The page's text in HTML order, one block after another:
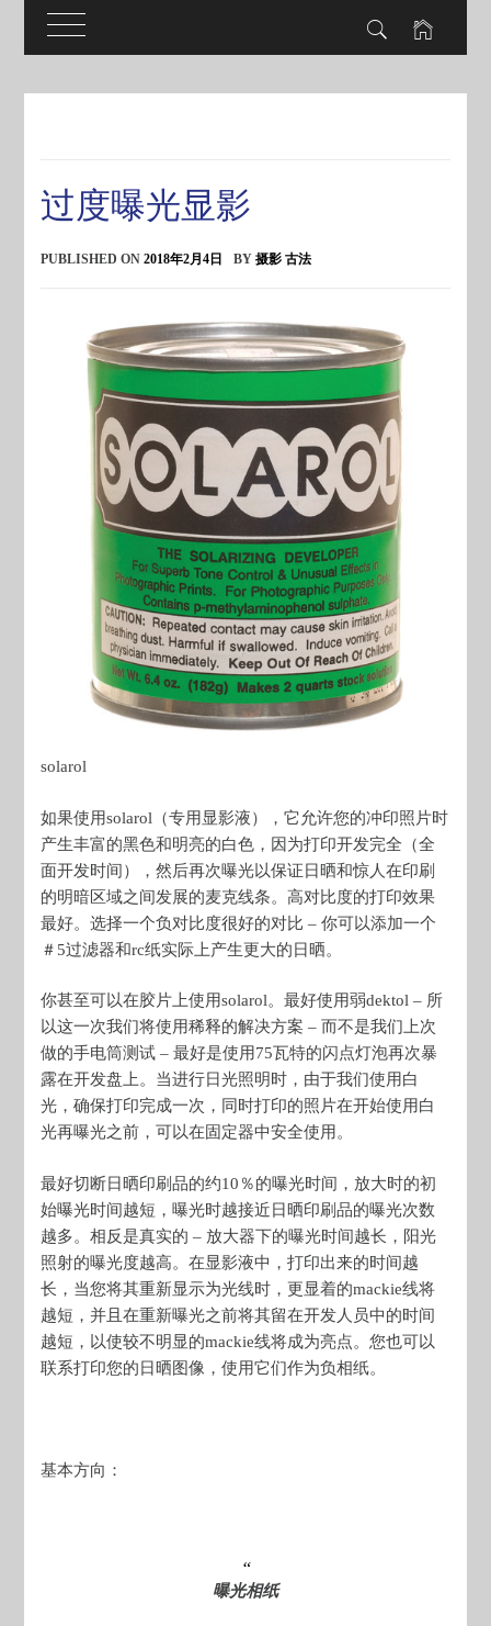
过度曝光显影
PUBLISHED ON2018年2月4日 BY摄影 古法
solarol
如果使用solarol（专用显影液），它允许您的冲印照片时
产生丰富的黑色和明亮的白色，因为打印开发完全（全
面开发时间），然后再次曝光以保证日晒和惊人在印刷
的明暗区域之间发展的麦克线条。高对比度的打印效果
最好。选择一个负对比度很好的对比 – 你可以添加一个
＃5过滤器和rc纸实际上产生更大的日晒。
你甚至可以在胶片上使用solarol。最好使用弱dektol – 所
以这一次我们将使用稀释的解决方案 – 而不是我们上次
做的手电筒测试 – 最好是使用75瓦特的闪点灯泡再次暴
露在开发盘上。当进行日光照明时，由于我们使用白
光，确保打印完成一次，同时打印的照片在开始使用白
光再曝光之前，可以在固定器中安全使用。
最好切断日晒印刷品的约10％的曝光时间，放大时的初
始曝光时间越短，曝光时越接近日晒印刷品的曝光次数
越多。相反是真实的 – 放大器下的曝光时间越长，阳光
照射的曝光度越高。在显影液中，打印出来的时间越
长，当您将其重新显示为光线时，更显着的mackie线将
越短，并且在重新曝光之前将其留在开发人员中的时间
越短，以使较不明显的mackie线将成为亮点。您也可以
联系打印您的日晒图像，使用它们作为负相纸。
基本方向：
曝光相纸